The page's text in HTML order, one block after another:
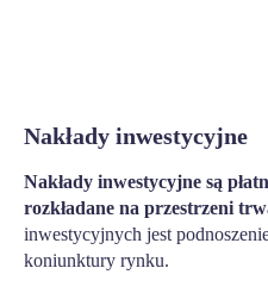
Nakłady inwestycyjne
Nakłady inwestycyjne są
rozkładane na przestrzeni
inwestycyjnych jest
koniunktury rynku.